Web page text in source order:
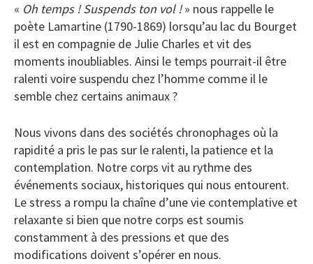
« Oh temps ! Suspends ton vol !» nous rappelle le
poète Lamartine (1790-1869) lorsqu’au lac du Bourget
il est en compagnie de Julie Charles et vit des
moments inoubliables. Ainsi le temps pourrait-il être
ralenti voire suspendu chez l’homme comme il le
semble chez certains animaux ?
Nous vivons dans des sociétés chronophages où la
rapidité a pris le pas sur le ralenti, la patience et la
contemplation. Notre corps vit au rythme des
événements sociaux, historiques qui nous entourent.
Le stress a rompu la chaîne d’une vie contemplative et
relaxante si bien que notre corps est soumis
constamment à des pressions et que des
modifications doivent s’opérer en nous.